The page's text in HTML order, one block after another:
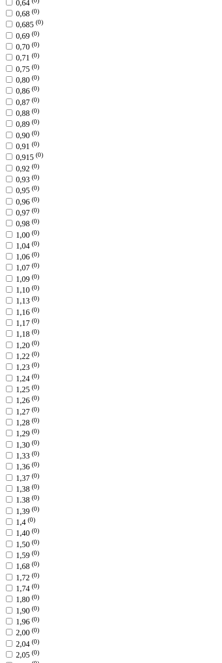
0,64
0,68 (0)
0,685 (0)
0,69 (0)
0,70 (0)
0,71 (0)
0,75 (0)
0,80 (0)
0,86 (0)
0,87 (0)
0,88 (0)
0,89 (0)
0,90 (0)
0,91 (0)
0,915 (0)
0,92 (0)
0,93 (0)
0,95 (0)
0,96 (0)
0,97 (0)
0,98 (0)
1,00 (0)
1,04 (0)
1,06 (0)
1,07 (0)
1,09 (0)
1,10 (0)
1,13 (0)
1,16 (0)
1,17 (0)
1,18 (0)
1,20 (0)
1,22 (0)
1,23 (0)
1,24 (0)
1,25 (0)
1,26 (0)
1,27 (0)
1,28 (0)
1,29 (0)
1,30 (0)
1,33 (0)
1,36 (0)
1,37 (0)
1,38 (0)
1.38 (0)
1,39 (0)
1,4 (0)
1,40 (0)
1,50 (0)
1,59 (0)
1,68 (0)
1,72 (0)
1,74 (0)
1,80 (0)
1,90 (0)
1,96 (0)
2,00 (0)
2,04 (0)
2,05 (0)